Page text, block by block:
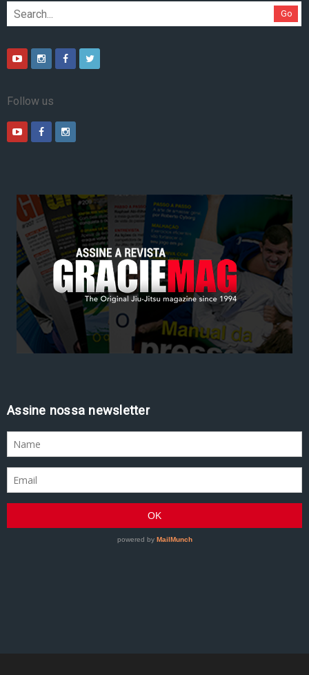
Go
Follow us
Assine nossa newsletter